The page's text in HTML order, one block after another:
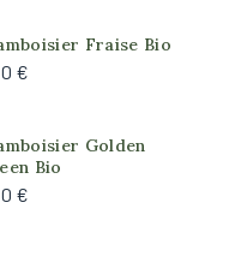
Fraise Bio
€
Golden
Bio
€